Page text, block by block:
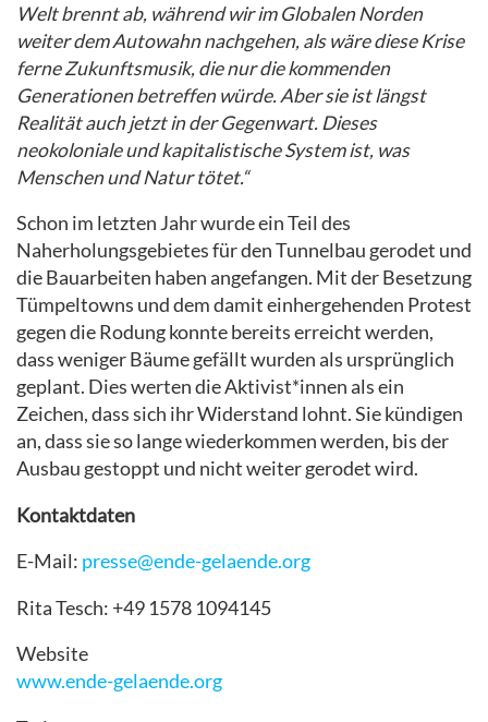
Welt brennt ab, während wir im Globalen Norden
weiter dem Autowahn nachgehen, als wäre diese Krise
ferne Zukunftsmusik, die nur die kommenden
Generationen betreffen würde. Aber sie ist längst
Realität auch jetzt in der Gegenwart. Dieses
neokoloniale und kapitalistische System ist, was
Menschen und Natur tötet.“
Schon im letzten Jahr wurde ein Teil des
Naherholungsgebietes für den Tunnelbau gerodet und
die Bauarbeiten haben angefangen. Mit der Besetzung
Tümpeltowns und dem damit einhergehenden Protest
gegen die Rodung konnte bereits erreicht werden,
dass weniger Bäume gefällt wurden als ursprünglich
geplant. Dies werten die Aktivist*innen als ein
Zeichen, dass sich ihr Widerstand lohnt. Sie kündigen
an, dass sie so lange wiederkommen werden, bis der
Ausbau gestoppt und nicht weiter gerodet wird.
Kontaktdaten
E-Mail: presse@ende-gelaende.org
Rita Tesch: +49 1578 1094145
Website
www.ende-gelaende.org